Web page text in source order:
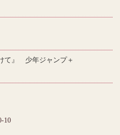
て』 少年ジャンプ＋
10